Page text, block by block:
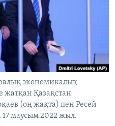
экономикалық
Қазақстан
(оң жақта) пен Ресей
маусым 2022 жыл.